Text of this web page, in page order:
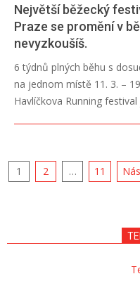
Největší běžecký
Praze se promění v
nevyzkoušíš.
03-
6 týdnů plných běhu s
na jednom místě 11. 3. –
Havlíčkova Running
Navigace
1 2 … 11